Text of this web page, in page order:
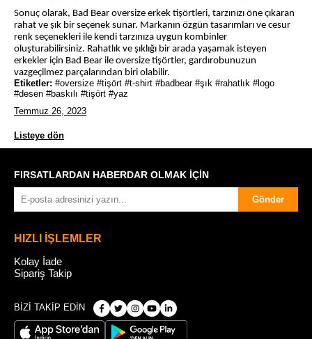
Sonuç olarak, Bad Bear oversize erkek tişörtleri, tarzınızı öne çıkaran
rahat ve şık bir seçenek sunar. Markanın özgün tasarımları ve cesur
renk seçenekleri ile kendi tarzınıza uygun kombinler
oluşturabilirsiniz. Rahatlık ve şıklığı bir arada yaşamak isteyen
erkekler için Bad Bear ile oversize tişörtler, gardırobunuzun
vazgeçilmez parçalarından biri olabilir.
Etiketler: #oversize #tişört #t-shirt #badbear #şık #rahatlık #logo
#desen #baskılı #tişört #yaz
Temmuz 26, 2023
Listeye dön
FIRSATLARDAN HABERDAR OLMAK İÇİN
Gönder
HIZLI İŞLEMLER
Kolay İade
Sipariş Takip
BİZİ TAKİP EDİN